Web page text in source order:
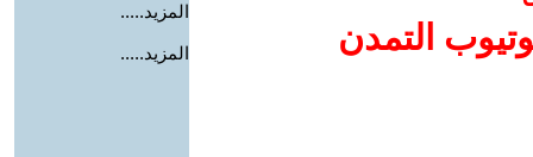
التمدن
المزيد.....
المزيد.....